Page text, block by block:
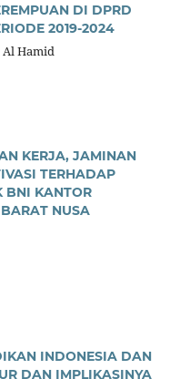
DI DPRD
2019-2024
Hamid
KERJA, JAMINAN
TERHADAP
BNI KANTOR
NUSA
INDONESIA DAN
DAN IMPLIKASINYA